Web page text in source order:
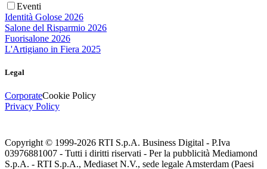
Eventi
Identità Golose 2026
Salone del Risparmio 2026
Fuorisalone 2026
L'Artigiano in Fiera 2025
Legal
CorporateCookie Policy
Privacy Policy
Copyright © 1999-2026 RTI S.p.A. Business Digital - P.Iva
03976881007 - Tutti i diritti riservati - Per la pubblicità Mediamond
S.p.A. - RTI S.p.A., Mediaset N.V., sede legale Amsterdam (Paesi